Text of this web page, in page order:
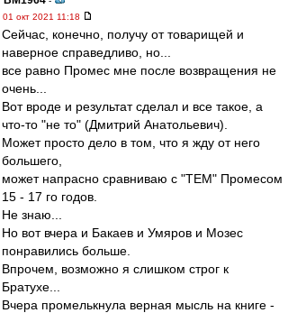
01 окт 2021 11:18
Сейчас, конечно, получу от товарищей и
наверное справедливо, но...
все равно Промес мне после возвращения не
очень...
Вот вроде и результат сделал и все такое, а
что-то "не то" (Дмитрий Анатольевич).
Может просто дело в том, что я жду от него
большего,
может напрасно сравниваю с "ТЕМ" Промесом
15 - 17 го годов.
Не знаю...
Но вот вчера и Бакаев и Умяров и Мозес
понравились больше.
Впрочем, возможно я слишком строг к
Братухе...
Вчера промелькнула верная мысль на книге -